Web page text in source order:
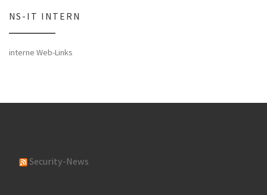
NS-IT INTERN
interne Web-Links
Security-News